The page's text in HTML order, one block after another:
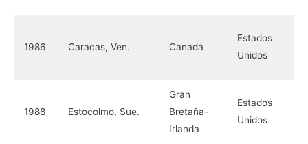
1986 Caracas, Ven. Canadá
Estados
Unidos
1988 Estocolmo, Sue.
Gran
Bretaña-
Irlanda
Estados
Unidos